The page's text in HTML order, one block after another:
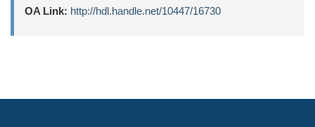
OA Link: http://hdl.handle.net/10447/16730